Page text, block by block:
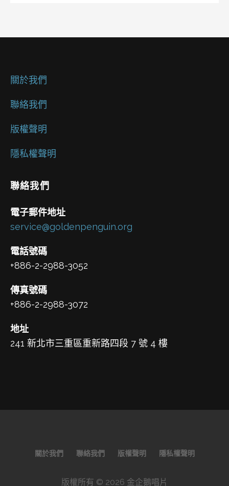
關於我們
聯絡我們
版權聲明
隱私權聲明
聯絡我們
電子郵件地址
service@goldenpenguin.org
電話號碼
+886-2-2988-3052
傳真號碼
+886-2-2988-3072
地址
241 新北市三重區重新路四段 7 號 4 樓
關於我們 聯絡我們 版權聲明 隱私權聲明
版權所有 © 2026 金企鵝唱片